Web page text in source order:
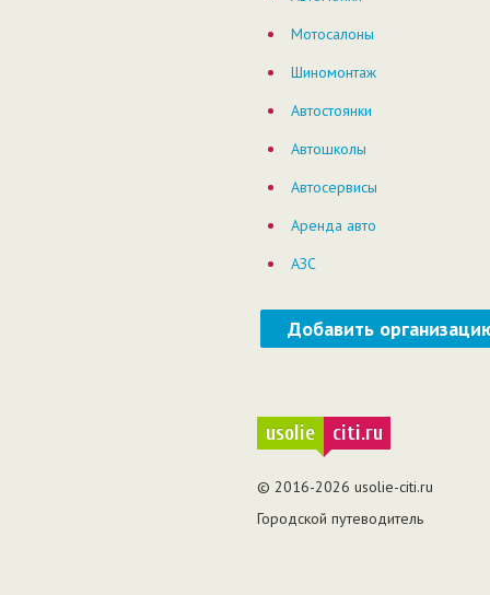
Мотосалоны
Шиномонтаж
Автостоянки
Автошколы
Автосервисы
Аренда авто
АЗС
Добавить
usolie citi.ru
© 2016-2026 usolie-citi.ru
Городской путеводитель